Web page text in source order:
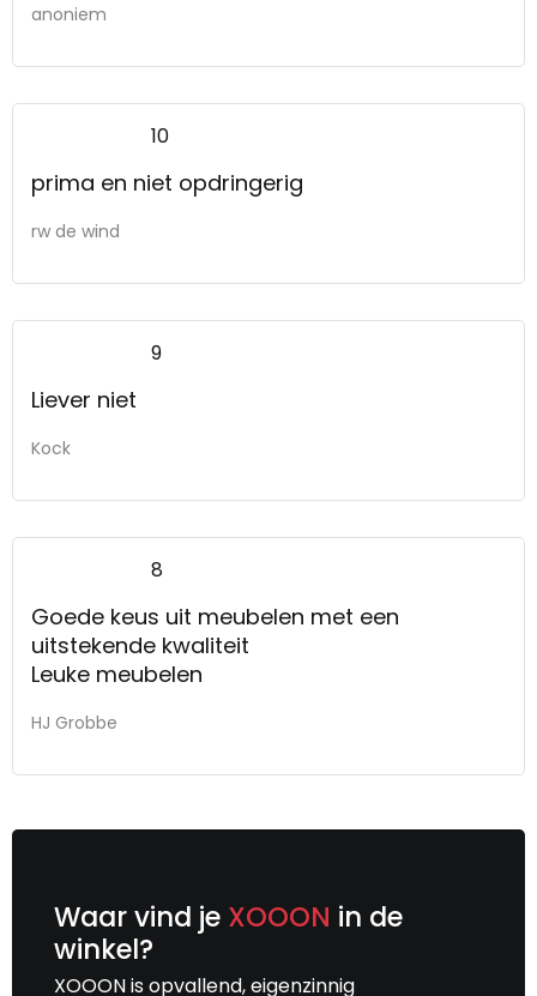
anoniem
10
prima en niet opdringerig
rw de wind
9
Liever niet
Kock
8
Goede keus uit meubelen met een
uitstekende kwaliteit
Leuke meubelen
HJ Grobbe
Waar vind je XOOON in de
winkel?
XOOON is opvallend, eigenzinnig